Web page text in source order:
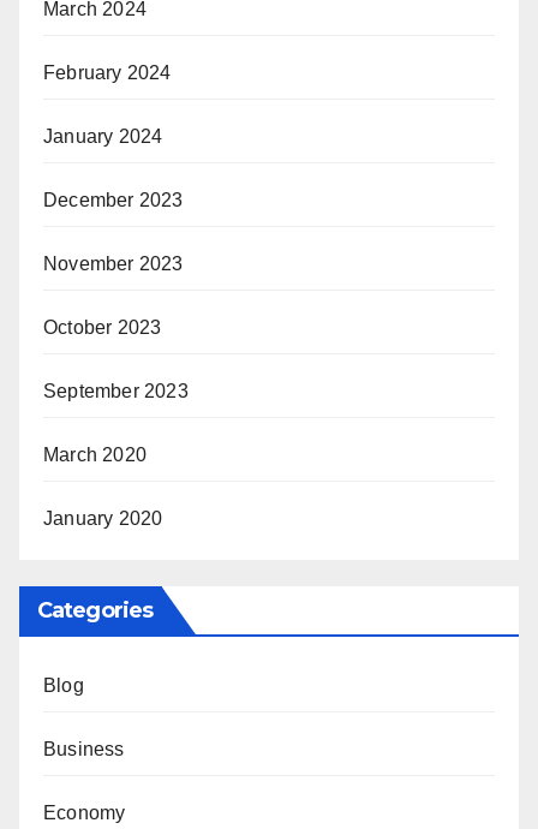
March 2024
February 2024
January 2024
December 2023
November 2023
October 2023
September 2023
March 2020
January 2020
Categories
Blog
Business
Economy